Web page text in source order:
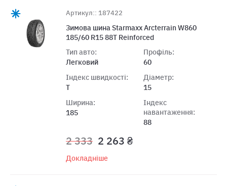
Артикул:: 187422
Зимова шина Starmaxx Arcterrain W860
185/60 R15 88T Reinforced
Тип авто:
Легковий
Індекс швидкості:
T
Ширина:
185
Профіль:
60
Діаметр:
15
Індекс
навантаження:
88
2 333 2 263 ₴
Докладніше